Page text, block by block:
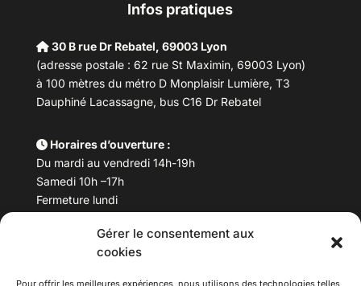
Gérer le consentement aux
cookies
Pour offrir les meilleures expériences, nous utilisons des technologies telles
Infos pratiques
30 B rue Dr Rebatel, 69003 Lyon
(adresse postale : 62 rue St Maximin, 69003 Lyon)
à 100 mètres du métro D Monplaisir Lumière, T3
Dauphiné Lacassagne, bus C16 Dr Rebatel
Horaires d’ouverture :
Du mardi au vendredi 14h-19h
Samedi 10h –17h
Fermeture lundi
Téléphone : 04 78 53 06 40
maisondesculturesasiatiques@asiexpo.com